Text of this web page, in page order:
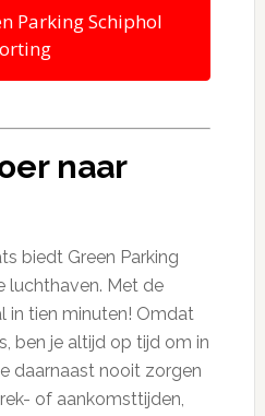
Parking Schiphol
naar
biedt Green Parking
luchthaven. Met de
in tien minuten! Omdat
ben je altijd op tijd om in
daarnaast nooit zorgen
of aankomsttijden,